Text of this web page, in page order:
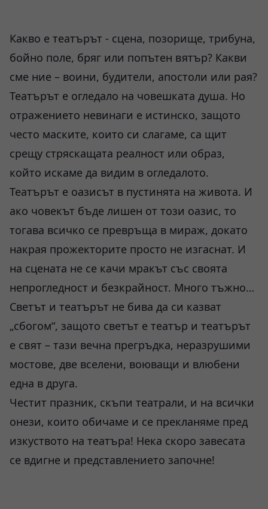
Какво е театърът - сцена, позорище, трибуна,
бойно поле, бряг или попътен вятър? Какви
сме ние – воини, будители, апостоли или рая?
Театърът е огледало на човешката душа. Но
отражението невинаги е истинско, защото
често маските, които си слагаме, са щит
срещу стряскащата реалност или образ,
който искаме да видим в огледалото.
Театърът е оазисът в пустинята на живота. И
ако човекът бъде лишен от този оазис, то
тогава всичко се превръща в мираж, докато
накрая прожекторите просто не изгаснат. И
на сцената не се качи мракът със своята
непрогледност и безкрайност. Много тъжно…
Светът и театърът не бива да си казват
„сбогом“, защото светът е театър и театърът
е свят – тази вечна прегръдка, неразрушими
мостове, две вселени, воюващи и влюбени
една в друга.
Честит празник, скъпи театрали, и на всички
онези, които обичаме и се прекланяме пред
изкуството на театъра! Нека скоро завесата
се вдигне и представлението започне!